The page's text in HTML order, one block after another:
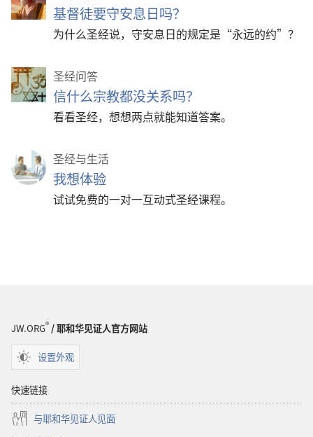
基督徒要守安息日吗？
为什么圣经说，守安息日的规定是“永远的约”？
圣经问答
信什么宗教都没关系吗？
看看圣经，想想两点就能知道答案。
圣经与生活
我想体验
试试免费的一对一互动式圣经课程。
JW.ORG® / 耶和华见证人官方网站
设置外观
快速链接
与耶和华见证人见面